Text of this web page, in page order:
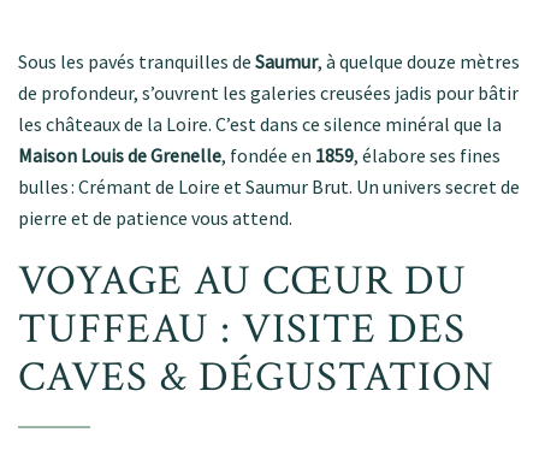
Sous les pavés tranquilles de Saumur, à quelque douze mètres
de profondeur, s’ouvrent les galeries creusées jadis pour bâtir
les châteaux de la Loire. C’est dans ce silence minéral que la
Maison Louis de Grenelle, fondée en 1859, élabore ses fines
bulles : Crémant de Loire et Saumur Brut. Un univers secret de
pierre et de patience vous attend.
VOYAGE AU CŒUR DU
TUFFEAU : VISITE DES
CAVES & DÉGUSTATION